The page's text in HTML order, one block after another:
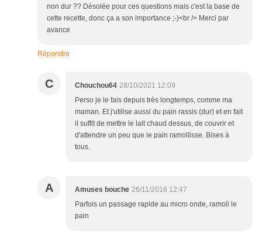
non dur ?? Désolée pour ces questions mais c'est la base de
cette recette, donc ça a son importance ;-)<br /> Merci par
avance
Répondre
C Chouchou64 28/10/2021 12:09
Perso je le fais depuis très longtemps, comme ma
maman. Et j'utilise aussi du pain rassis (dur) et en fait
il suffit de mettre le lait chaud dessus, de couvrir et
d'attendre un peu que le pain ramollisse. Bises à
tous.
A Amuses bouche 26/11/2016 12:47
Parfois un passage rapide au micro onde, ramoli le
pain